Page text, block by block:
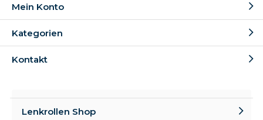
Mein Konto
Kategorien
Kontakt
Lenkrollen Shop